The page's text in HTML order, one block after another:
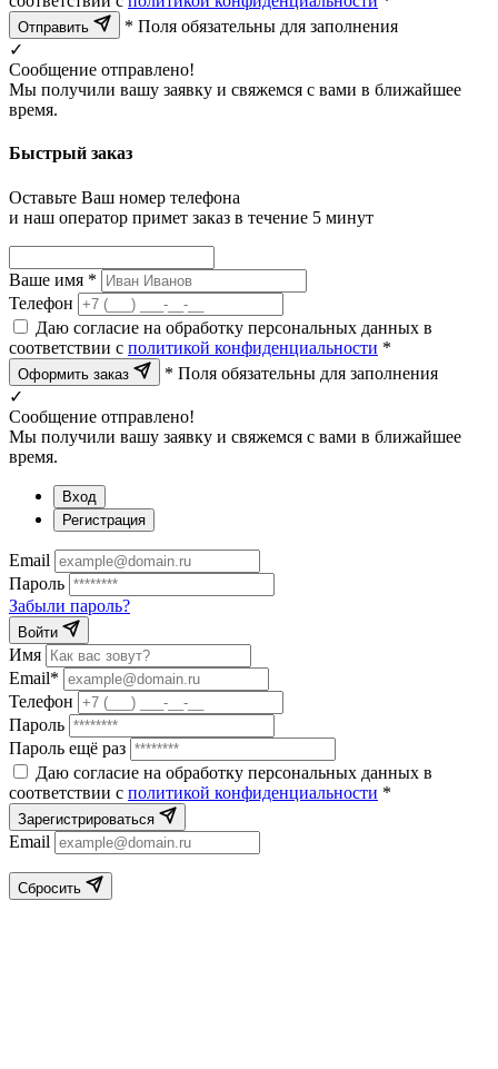
Отправить
* Поля обязательны для заполнения
✓
Сообщение отправлено!
Мы получили вашу заявку и свяжемся с вами в ближайшее
время.
Быстрый заказ
Оставьте Ваш номер телефона
и наш оператор примет заказ в течение 5 минут
Ваше имя *
Телефон
Даю согласие на обработку персональных данных в
соответствии с политикой конфиденциальности *
Оформить заказ
* Поля обязательны для заполнения
✓
Сообщение отправлено!
Мы получили вашу заявку и свяжемся с вами в ближайшее
время.
Вход
Регистрация
Email
Пароль
Забыли пароль?
Войти
Имя
Email*
Телефон
Пароль
Пароль ещё раз
Даю согласие на обработку персональных данных в
соответствии с политикой конфиденциальности *
Зарегистрироваться
Email
Сбросить